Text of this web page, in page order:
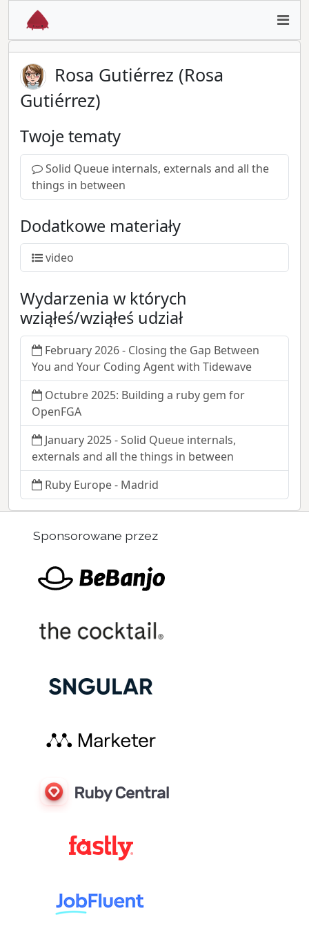
Rosa Gutiérrez (Rosa
Gutiérrez)
Twoje tematy
Solid Queue internals, externals and all the
things in between
Dodatkowe materiały
video
Wydarzenia w których
wziąłeś/wziąłeś udział
February 2026 - Closing the Gap Between
You and Your Coding Agent with Tidewave
Octubre 2025: Building a ruby gem for
OpenFGA
January 2025 - Solid Queue internals,
externals and all the things in between
Ruby Europe - Madrid
Sponsorowane przez